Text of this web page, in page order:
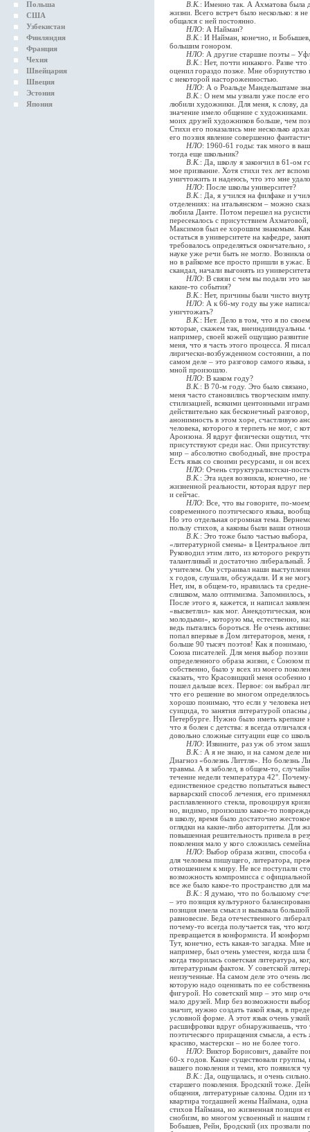
Польша
США
Узбекистан
Финляндия
Франция
Чехия
Швейцария
Швеция
Эстония
Япония
В.К. : Именно так. А Ахматова была
жизни. Всего встреч было несколько: я
общался с ней постоянно.
НЛО: А Найман?
В.К. : И Найман, конечно, и
большим гонором.
НЛО: А другие старшие поэты –
В.К. : Нет, почти никакого. Разве
оценил гораздо позже. Мне обэриутство
с некоторой настороженностью.
НЛО: А о Роальде Мандельштаме
В.К. : О нем мы узнали уже после
любили художники. Для меня, к слову,
значение имело общение с
моих друзей художников больше, чем
Стихи его показались мне несколько
его поэзия явление совершенно
НЛО: 1960-61 годы: так много в
тогда еще школьник?
В.К. : Да, школу я закончил в 61-ом
мое призвание. Хотя стихи тех лет
уничтожить и надеюсь, что это мне
НЛО: После школы университет?
В.К. : Да, я учился на филфаке и
отделениях: на итальянском – можно
любила Данте. Потом перешел на
пересекалось с присутствием
Максимов был ее хорошим знакомым.
остаться в университете на кафедре,
требовалось определяться
науке уже речи быть не могло. Возникла
но в райкоме все просто пришли в ужас.
скандал, начали выгонять из
НЛО: В связи с чем вы подали это
какие-то события?
В.К. : Нет, причины были чисто
НЛО: А к 66-му году вы уже
уничтожать?
В.К. : Нет. Дело в том, что я по
которые, скажем так, внеиндивидуальны.
например, своей кожей ощущаю развитие
меня, что я часть этого процесса. Я
лирически-возбужденном состоянии, а
самом деле – это разговор самого
мной произошло.
НЛО: В каком году?
В.К. : В 70-м году. Это было
меня часто становились творческим
стилизацией, всякими центонными
действительно как бесконечный
анонимность в этом хоре, счастливую
человека, которого я терпеть не мог, с
Аронзона. Я вдруг физически ощутил,
присутствуют среди нас. Они
мир – абсолютно свободный, вне
Есть язык со своими ресурсами, и он
НЛО: Очень структуралистски-
В.К. : Эта идея возникла, конечно,
жизненной реальности, которая вдруг
и сейчас.
НЛО: Все, что вы говорите, по-
современного поэтического языка,
Но это отдельная огромная тема.
пользу стихов, а каковы были ваши
В.К. : Это тоже было частью
«литературной смены» в Центральное
Руководил этим лито, из которого
талантливый и достаточно
учителем. Он устраивал наши
х годов, слушали, обсуждали. И я не
Нет, им, в общем-то, нравилась та
слишком, мало оптимизма. Запомнилось,
После этого я, кажется, и написал
«высветлил» как мог. Анекдотическая,
молодыми», которую мы, естественно,
ведь пытались бороться. Не очень
попал впервые в Дом литераторов, меня,
больше 90 тысяч поэтов! Как я понимаю,
Союза писателей. Для меня выбор
определенного образа жизни, с Союзом
собственно, было у всех из моего
сказать, что Красовицкий меня
пошел дальше всех. Первое: он выбрал
что его решение во многом
хорошо понимаю, что если у человека
суицида, то занятия литературой
Петербурге. Нужно было иметь крепкие
что я болен с детства: я всегда
довольно сложные ситуации еще со
НЛО: Извините, раз уж об этом
В.К. : А я не знаю, и на самом деле
Диагноз «болезнь Литтля». Но болезнь
травмы. А я заболел, в общем-то,
течение недели температура 42°.
единственное средство попытаться
варварский способ лечения, его
расплавленного стекла, провоцируя
но, видимо, произошло какое-то
в школу, время было достаточно
оглядки на какие-либо авторитеты. Для
повышенная решительность привела в
поколения мало у кого сложилась
НЛО: Выбор образа жизни, способа
для человека пишущего, литератора,
отношением к миру. Не все поступали
возможность компромисса с
все же было какое-то пространство для
В.К. : Я думаю, что по большому
– это позиция культурного
позиция имела смысл и вызывала большой
равновесие. Беда отечественного
почему-то всегда получается так, что
превращается в конформиста. И
Тут, конечно, есть какая-то загадка.
например, был очень уместен, когда
когда творилась советская литература,
литературным фактом. У советской
неизученные. На самом деле это очень
которую надо оценивать по ее
фигурой. Но советский мир – это мир
мало друзей. Мир без возможности
значит, нужно создать такой язык, в
условной форме. А этот язык очень
расшифровки вдруг обнаруживаешь, что
поэтического приращения смысла, а есть
красиво, мастерски – но не более того.
НЛО: Виктор Борисович, давайте
60-х годов. Какие существовали
вашего поколения и теми, кто появился
В.К. : Да, ощущалась, и очень
старшего поколения. Бродский тоже.
общения, литературные салоны. Один из
квартира тогдашней жены Наймана,
стихов Наймана, но жизненная позиция
снобизм, во многом усвоенный и нашим
Бобышев, Рейн, Бродский (их прозвали